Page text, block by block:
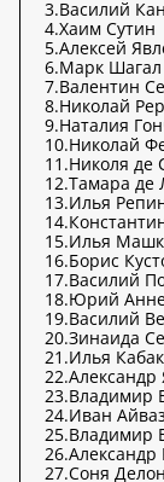
3.Василий
4.Хаим Сутин
5.Алексей
6.Марк Шагал
7.Валентин
8.Николай
9.Наталия
10.Николай
11.Николя де
12.Тамара де
13.Илья
14.
15.Илья
16.Борис
17.Василий
18.Юрий
19.Василий
20.Зинаида
21.Илья
22.Александр
23.Владимир
24.Иван
25.Владимир
26.Александр
27.Соня